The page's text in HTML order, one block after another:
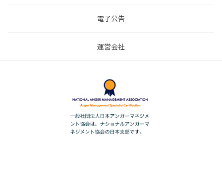
電子公告
運営会社